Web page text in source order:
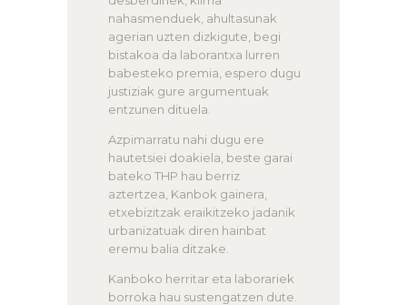
nahasmenduek, ahultasunak
agerian uzten dizkigute, begi
bistakoa da laborantxa lurren
babesteko premia, espero dugu
justiziak gure argumentuak
entzunen dituela.
Azpimarratu nahi dugu ere
hautetsiei doakiela, beste garai
bateko THP hau berriz
aztertzea, Kanbok gainera,
etxebizitzak eraikitzeko jadanik
urbanizatuak diren hainbat
eremu balia ditzake.
Kanboko herritar eta laborariek
borroka hau sustengatzen dute.